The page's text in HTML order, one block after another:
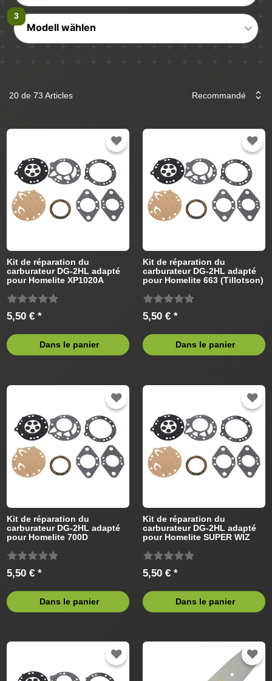
Modell wählen
20 de 73 Articles
Kit de réparation du
carburateur DG-2HL adapté
pour Homelite XP1020A
5,50 € *
Dans le panier
Kit de réparation du
carburateur DG-2HL adapté
pour Homelite 663 (Tillotson)
5,50 € *
Dans le panier
Kit de réparation du
carburateur DG-2HL adapté
pour Homelite 700D
5,50 € *
Dans le panier
Kit de réparation du
carburateur DG-2HL adapté
pour Homelite SUPER WIZ
5,50 € *
Dans le panier